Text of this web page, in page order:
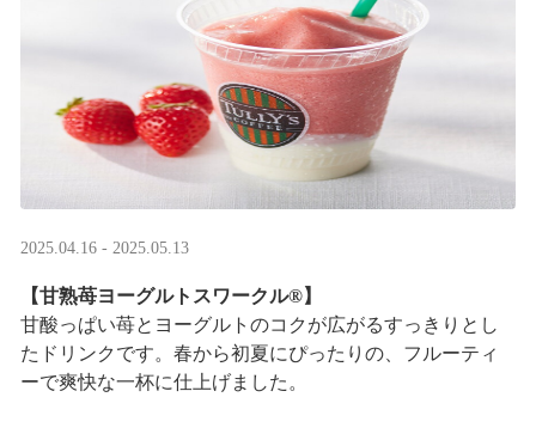
2025.04.16 - 2025.05.13
【甘熟苺ヨーグルトスワークル®】
甘酸っぱい苺とヨーグルトのコクが広がるすっきりとし
たドリンクです。春から初夏にぴったりの、フルーティ
ーで爽快な一杯に仕上げました。